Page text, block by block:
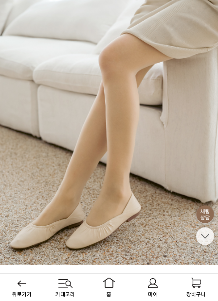
뒤로가기 카테고리 홈 마이 장바구니